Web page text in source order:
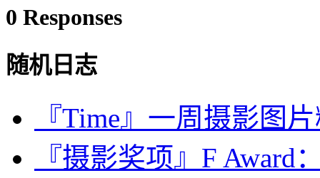
0 Responses
随机日志
『Time』一周摄影图
『摄影奖项』F Award